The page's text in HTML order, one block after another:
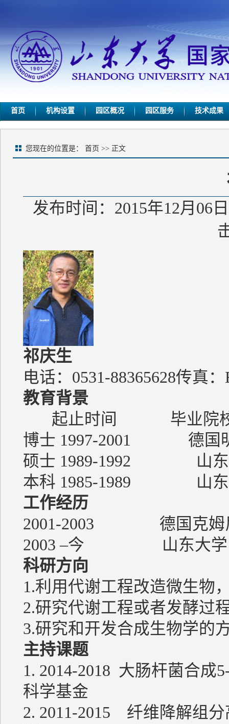
首页 机构设置 园区概况 园区服务 技术成果
您现在的位置是： 首页 >> 正文
发布时间：2015年12月
祁庆生
电话：0531-88365628传真
教育背景
起止时间 毕业
博士 1997-2001 德国
硕士 1989-1992 山
本科 1985-1989 山
工作经历
2001-2003 德国克姆
2003 –今 山东大
科研方向
1.利用代谢工程改造微生物
2.研究代谢工程或者发酵过
3.研究和开发合成生物学的
主持课题
1. 2014-2018 大肠杆菌合成
科学基金
2. 2011-2015 纤维降解组